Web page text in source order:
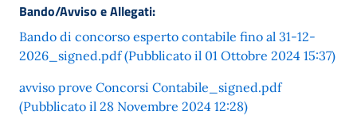
Bando/Avviso e Allegati:
Bando di concorso esperto contabile fino al 31-12-
2026_signed.pdf (Pubblicato il 01 Ottobre 2024 15:37)
avviso prove Concorsi Contabile_signed.pdf
(Pubblicato il 28 Novembre 2024 12:28)